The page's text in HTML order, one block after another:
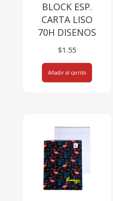
BLOCK ESP.
CARTA LISO
70H DISENOS
$1.55
Añadir al carrito